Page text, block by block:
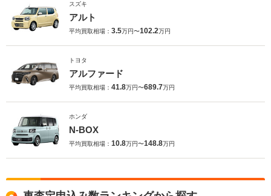
スズキ
アルト
平均買取相場： 3.5万円〜102.2万円
トヨタ
アルファード
平均買取相場： 41.8万円〜689.7万円
ホンダ
N-BOX
平均買取相場： 10.8万円〜148.8万円